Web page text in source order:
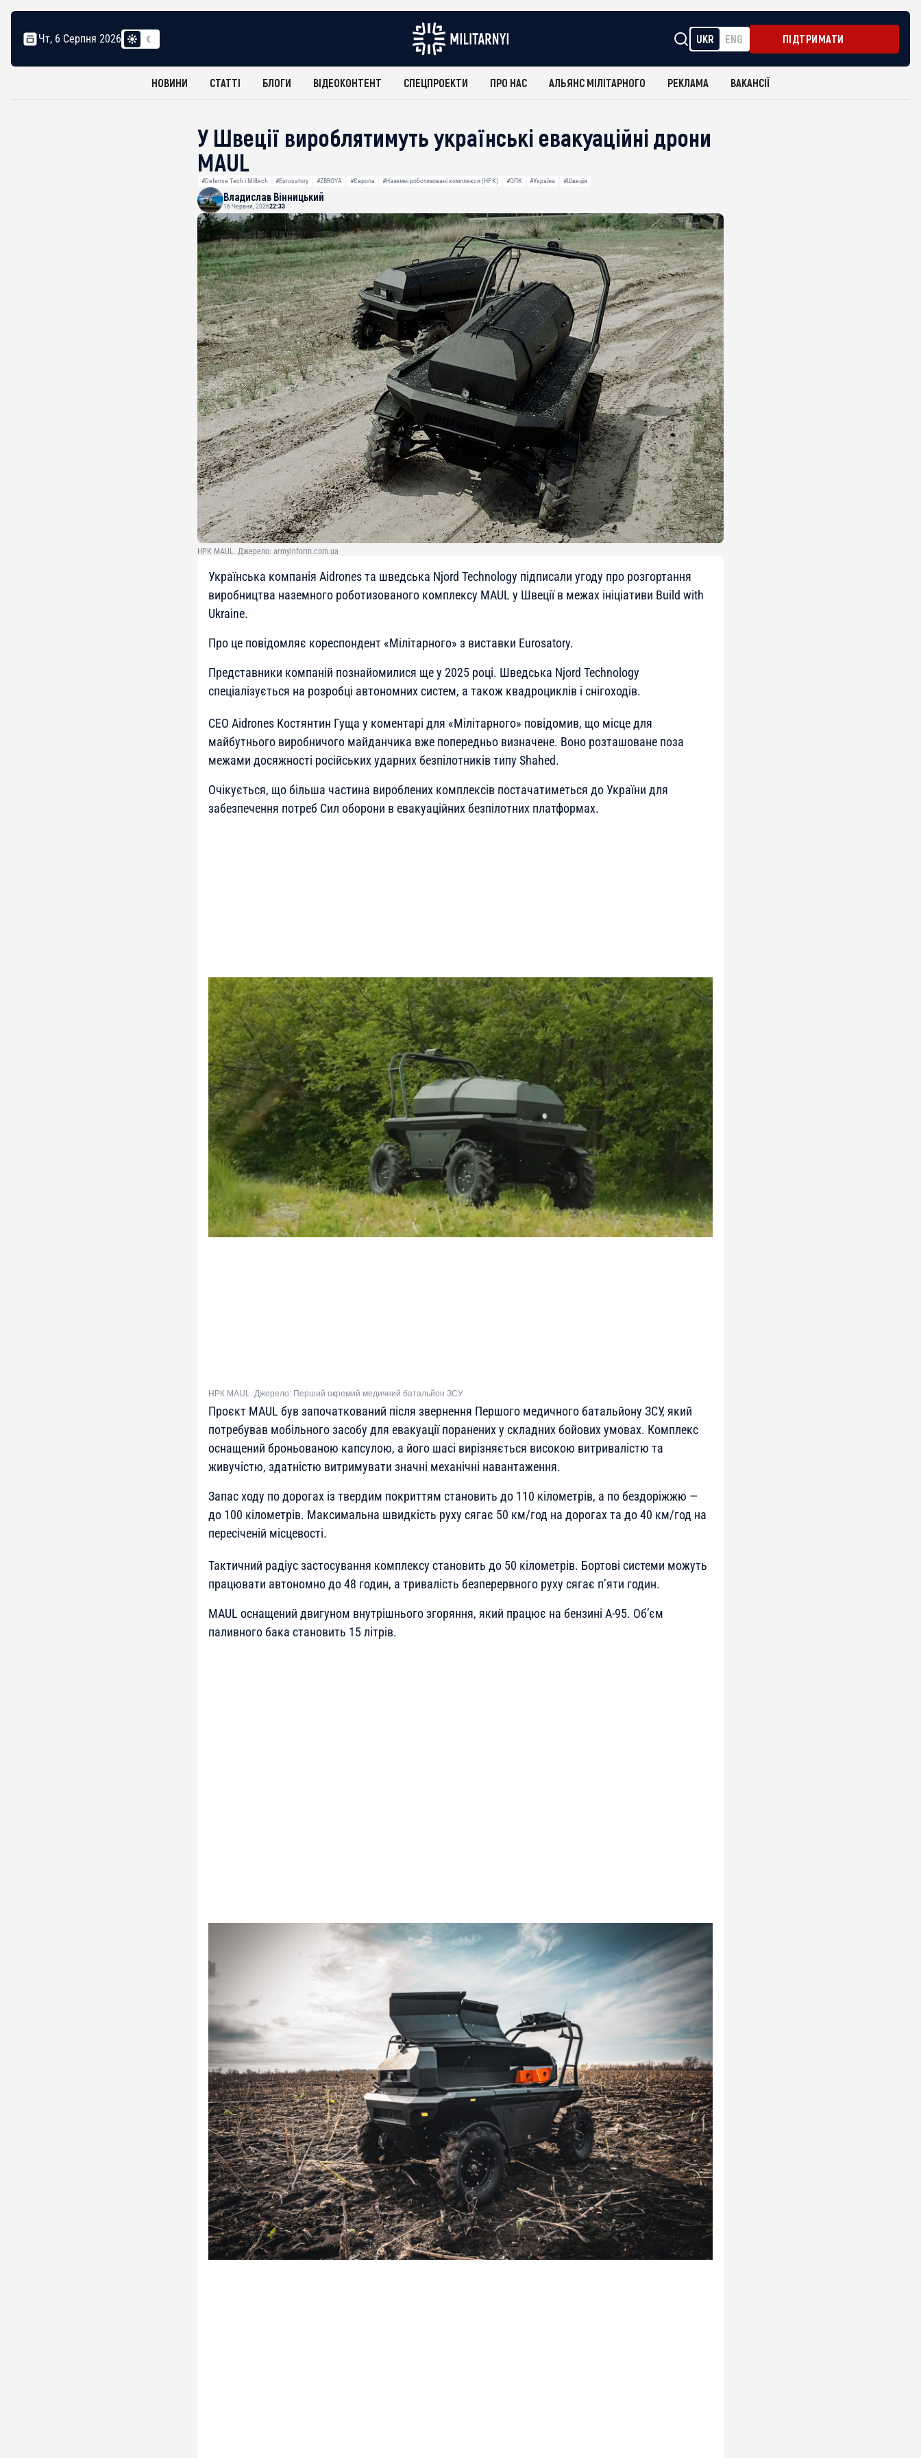
Чт, 6 Серпня 2026 UKR ENG ПІДТРИМАТИ
НОВИНИ СТАТТІ БЛОГИ ВІДЕОКОНТЕНТ СПЕЦПРОЕКТИ ПРО НАС АЛЬЯНС МІЛІТАРНОГО РЕКЛАМА ВАКАНСІЇ
У Швеції вироблятимуть українські евакуаційні дрони
MAUL
#Defense Tech і Miltech #Eurosatory #ZBROYA #Європа #Наземні роботизовані комплекси (НРК) #ОПК #Україна #Швеція
Владислав Вінницький
16 Червня, 202622:33
НРК MAUL. Джерело: armyinform.com.ua
Українська компанія Aidrones та шведська Njord Technology підписали угоду про розгортання
виробництва наземного роботизованого комплексу MAUL у Швеції в межах ініціативи Build with
Ukraine.
Про це повідомляє кореспондент «Мілітарного» з виставки Eurosatory.
Представники компаній познайомилися ще у 2025 році. Шведська Njord Technology
спеціалізується на розробці автономних систем, а також квадроциклів і снігоходів.
СЕО Aidrones Костянтин Гуща у коментарі для «Мілітарного» повідомив, що місце для
майбутнього виробничого майданчика вже попередньо визначене. Воно розташоване поза
межами досяжності російських ударних безпілотників типу Shahed.
Очікується, що більша частина вироблених комплексів постачатиметься до України для
забезпечення потреб Сил оборони в евакуаційних безпілотних платформах.
НРК MAUL. Джерело: Перший окремий медичний батальйон ЗСУ
Проєкт MAUL був започаткований після звернення Першого медичного батальйону ЗСУ, який
потребував мобільного засобу для евакуації поранених у складних бойових умовах. Комплекс
оснащений броньованою капсулою, а його шасі вирізняється високою витривалістю та
живучістю, здатністю витримувати значні механічні навантаження.
Запас ходу по дорогах із твердим покриттям становить до 110 кілометрів, а по бездоріжжю —
до 100 кілометрів. Максимальна швидкість руху сягає 50 км/год на дорогах та до 40 км/год на
пересіченій місцевості.
Тактичний радіус застосування комплексу становить до 50 кілометрів. Бортові системи можуть
працювати автономно до 48 годин, а тривалість безперервного руху сягає п’яти годин.
MAUL оснащений двигуном внутрішнього згоряння, який працює на бензині А-95. Об’єм
паливного бака становить 15 літрів.